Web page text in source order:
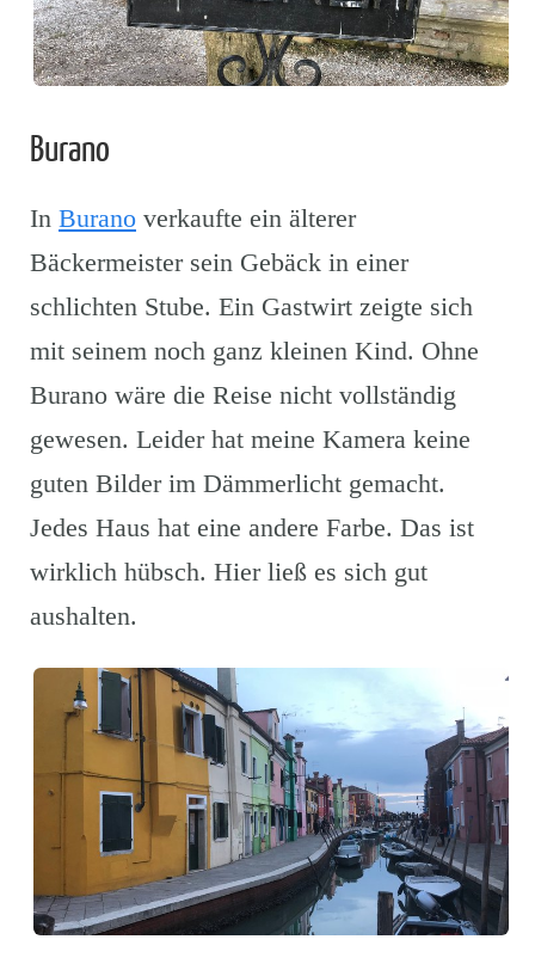
Burano
In Burano verkaufte ein älterer
Bäckermeister sein Gebäck in einer
schlichten Stube. Ein Gastwirt zeigte sich
mit seinem noch ganz kleinen Kind. Ohne
Burano wäre die Reise nicht vollständig
gewesen. Leider hat meine Kamera keine
guten Bilder im Dämmerlicht gemacht.
Jedes Haus hat eine andere Farbe. Das ist
wirklich hübsch. Hier ließ es sich gut
aushalten.